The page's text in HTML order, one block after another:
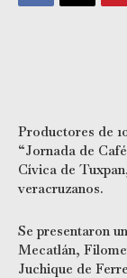
Productores de
“Jornada de
Cívica de
veracruzanos.
Se presentaron
Mecatlán,
Juchique de